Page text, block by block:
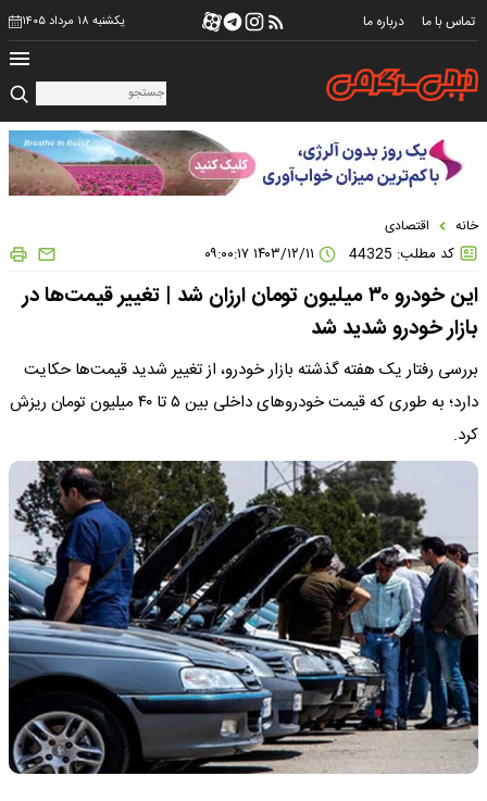
تماس با ما درباره ما یکشنبه ۱۸ مرداد ۱۴۰۵
خانه اقتصادی
کد مطلب: 44325
این خودرو ۳۰ میلیون تومان ارزان شد | تغییر قیمت‌ها در
بازار خودرو شدید شد
بررسی رفتار یک هفته گذشته بازار خودرو، از تغییر شدید قیمت‌ها حکایت
دارد؛ به طوری که قیمت خودروهای داخلی بین ۵ تا ۴۰ میلیون تومان ریزش
کرد.